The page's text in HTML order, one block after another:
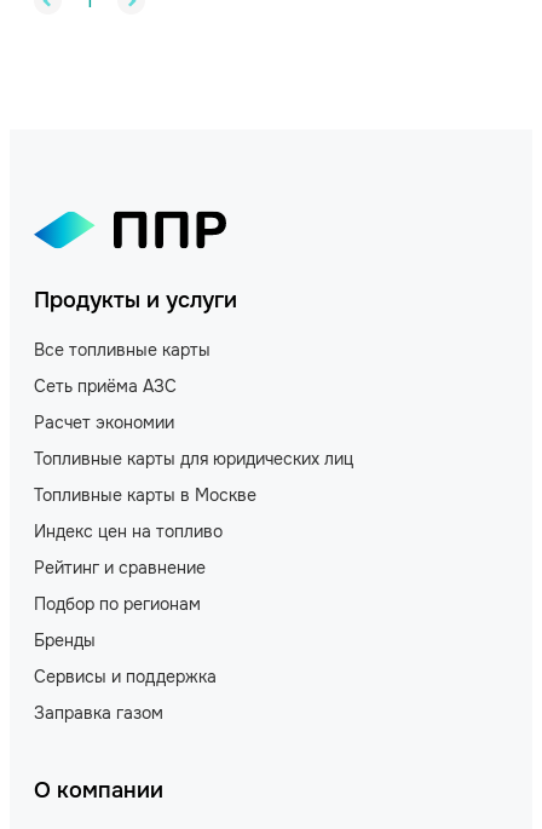
Продукты и услуги
Все топливные карты
Сеть приёма АЗС
Расчет экономии
Топливные карты для юридических лиц
Топливные карты в Москве
Индекс цен на топливо
Рейтинг и сравнение
Подбор по регионам
Бренды
Сервисы и поддержка
Заправка газом
О компании